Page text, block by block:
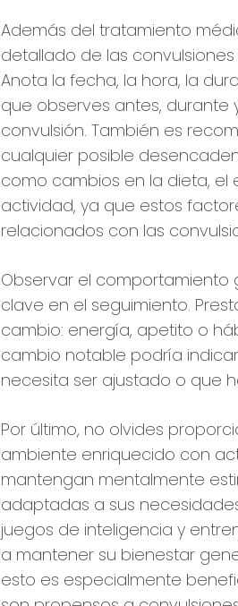
Además del tratamiento
detallado de las
Anota la fecha, la hora, la
que observes antes, durante
convulsión. También es
cualquier posible
como cambios en la dieta, el
actividad, ya que estos
relacionados con las
Observar el comportamiento
clave en el seguimiento.
cambio: energía, apetito o
cambio notable podría
necesita ser ajustado o que
Por último, no olvides
ambiente enriquecido con
mantengan mentalmente
adaptadas a sus
juegos de inteligencia y
a mantener su bienestar
esto es especialmente